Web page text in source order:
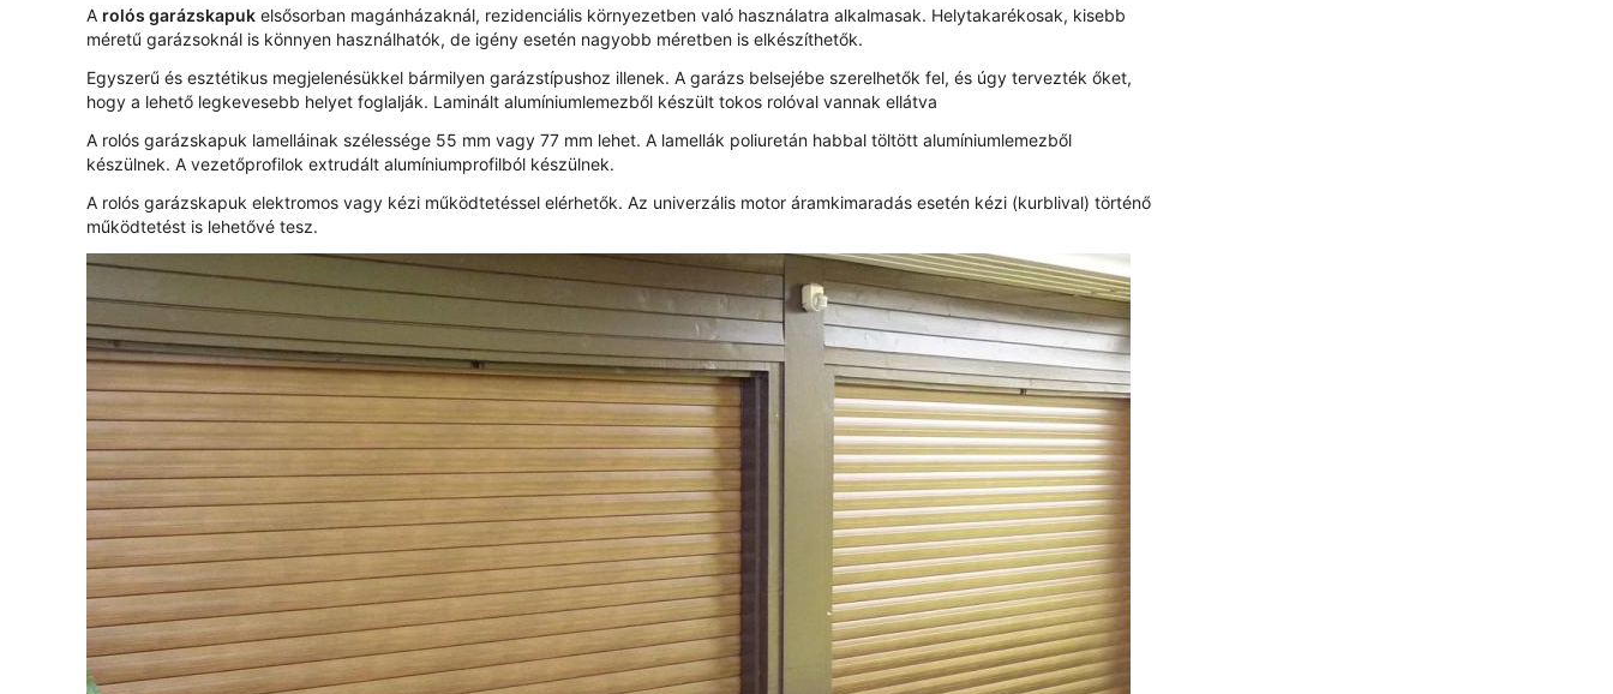
A rolós garázskapuk elsősorban magánházaknál, rezidenciális környezetben való használatra alkalmasak. Helytakarékosak, kisebb
méretű garázsoknál is könnyen használhatók, de igény esetén nagyobb méretben is elkészíthetők.
Egyszerű és esztétikus megjelenésükkel bármilyen garázstípushoz illenek. A garázs belsejébe szerelhetők fel, és úgy tervezték őket,
hogy a lehető legkevesebb helyet foglalják. Laminált alumíniumlemezből készült tokos rolóval vannak ellátva
A rolós garázskapuk lamelláinak szélessége 55 mm vagy 77 mm lehet. A lamellák poliuretán habbal töltött alumíniumlemezből
készülnek. A vezetőprofilok extrudált alumíniumprofilból készülnek.
A rolós garázskapuk elektromos vagy kézi működtetéssel elérhetők. Az univerzális motor áramkimaradás esetén kézi (kurblival) történő
működtetést is lehetővé tesz.